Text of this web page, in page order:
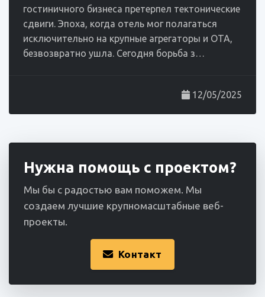
гостиничного бизнеса претерпел тектонические
сдвиги. Эпоха, когда отель мог полагаться
исключительно на крупные агрегаторы и OTA,
безвозвратно ушла. Сегодня борьба з…
12/05/2025
Нужна помощь с проектом?
Мы бы с радостью вам поможем. Мы
создаем лучшие крупномасштабные веб-
проекты.
Контакт